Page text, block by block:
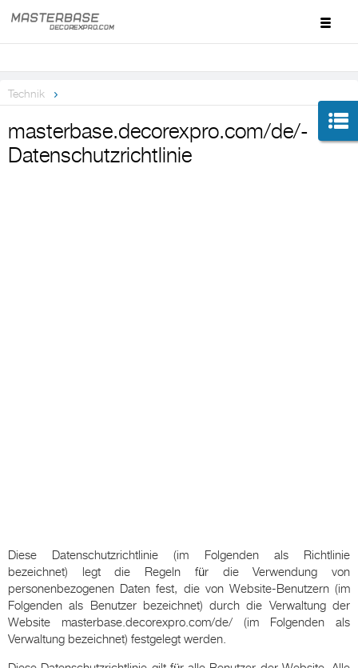
Technik
masterbase.decorexpro.com/de/-
Datenschutzrichtlinie
Diese Datenschutzrichtlinie (im Folgenden als Richtlinie
bezeichnet) legt die Regeln für die Verwendung von
personenbezogenen Daten fest, die von Website-Benutzern (im
Folgenden als Benutzer bezeichnet) durch die Verwaltung der
Website masterbase.decorexpro.com/de/ (im Folgenden als
Verwaltung bezeichnet) festgelegt werden.